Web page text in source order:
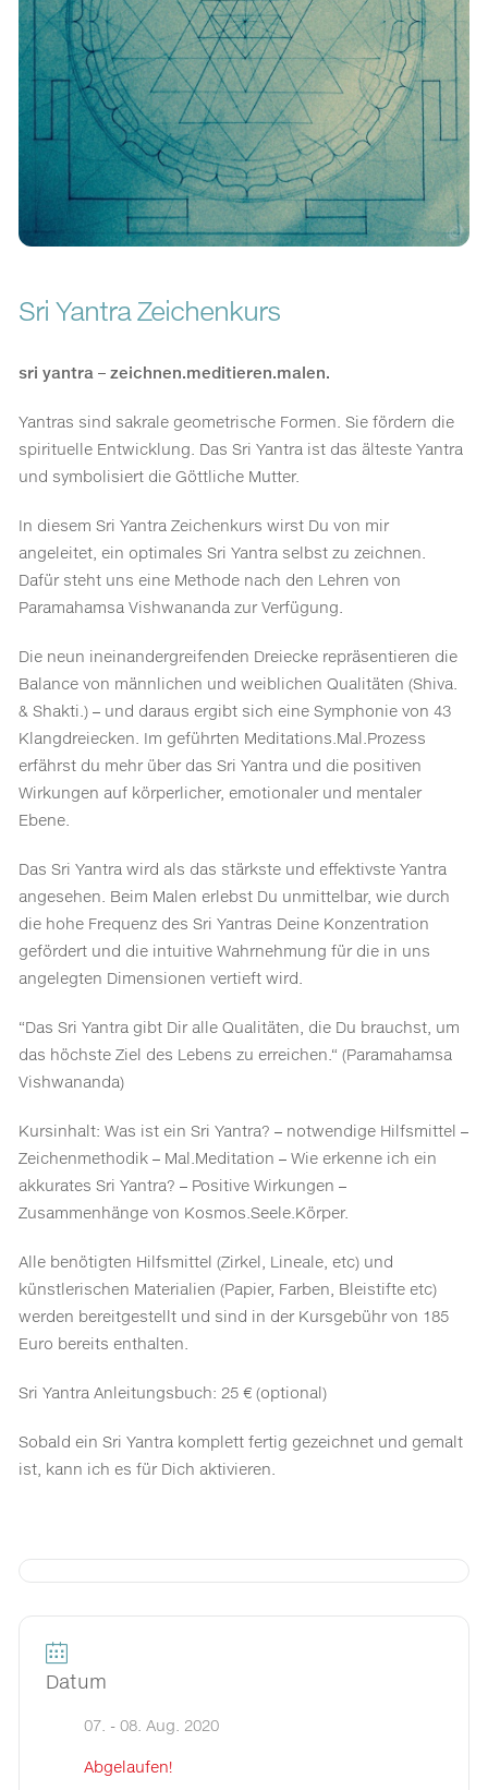
Sri Yantra Zeichenkurs
sri yantra – zeichnen.meditieren.malen.
Yantras sind sakrale geometrische Formen. Sie fördern die
spirituelle Entwicklung. Das Sri Yantra ist das älteste Yantra
und symbolisiert die Göttliche Mutter.
In diesem Sri Yantra Zeichenkurs wirst Du von mir
angeleitet, ein optimales Sri Yantra selbst zu zeichnen.
Dafür steht uns eine Methode nach den Lehren von
Paramahamsa Vishwananda zur Verfügung.
Die neun ineinandergreifenden Dreiecke repräsentieren die
Balance von männlichen und weiblichen Qualitäten (Shiva.
& Shakti.) – und daraus ergibt sich eine Symphonie von 43
Klangdreiecken. Im geführten Meditations.Mal.Prozess
erfährst du mehr über das Sri Yantra und die positiven
Wirkungen auf körperlicher, emotionaler und mentaler
Ebene.
Das Sri Yantra wird als das stärkste und effektivste Yantra
angesehen. Beim Malen erlebst Du unmittelbar, wie durch
die hohe Frequenz des Sri Yantras Deine Konzentration
gefördert und die intuitive Wahrnehmung für die in uns
angelegten Dimensionen vertieft wird.
“Das Sri Yantra gibt Dir alle Qualitäten, die Du brauchst, um
das höchste Ziel des Lebens zu erreichen.“ (Paramahamsa
Vishwananda)
Kursinhalt: Was ist ein Sri Yantra? – notwendige Hilfsmittel –
Zeichenmethodik – Mal.Meditation – Wie erkenne ich ein
akkurates Sri Yantra? – Positive Wirkungen –
Zusammenhänge von Kosmos.Seele.Körper.
Alle benötigten Hilfsmittel (Zirkel, Lineale, etc) und
künstlerischen Materialien (Papier, Farben, Bleistifte etc)
werden bereitgestellt und sind in der Kursgebühr von 185
Euro bereits enthalten.
Sri Yantra Anleitungsbuch: 25 € (optional)
Sobald ein Sri Yantra komplett fertig gezeichnet und gemalt
ist, kann ich es für Dich aktivieren.
Datum
07. - 08. Aug. 2020
Abgelaufen!